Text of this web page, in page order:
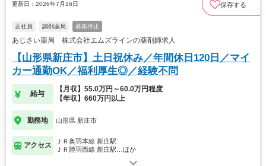
更新日：2026年7月16日 保存する
正社員 調剤薬局 募集停止
あじさい薬局 株式会社エムズラインの薬剤師求人
【山形県新庄市】土日祝休み／年間休日120日／マイ
カー通勤OK／福利厚生◎／経験不問
給与
【月収】55.0万円～60.0万円程度
【年収】660万円以上
勤務地 山形県 新庄市
アクセス
ＪＲ奥羽本線 新庄駅
ＪＲ陸羽西線 新庄駅…ほか